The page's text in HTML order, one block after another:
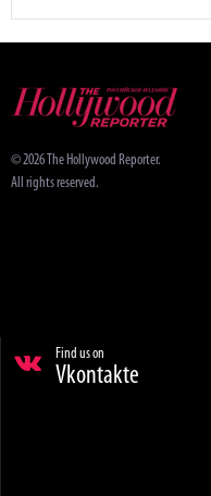
© 2026 The Hollywood Reporter.
All rights reserved.
Find us on
Vkontakte